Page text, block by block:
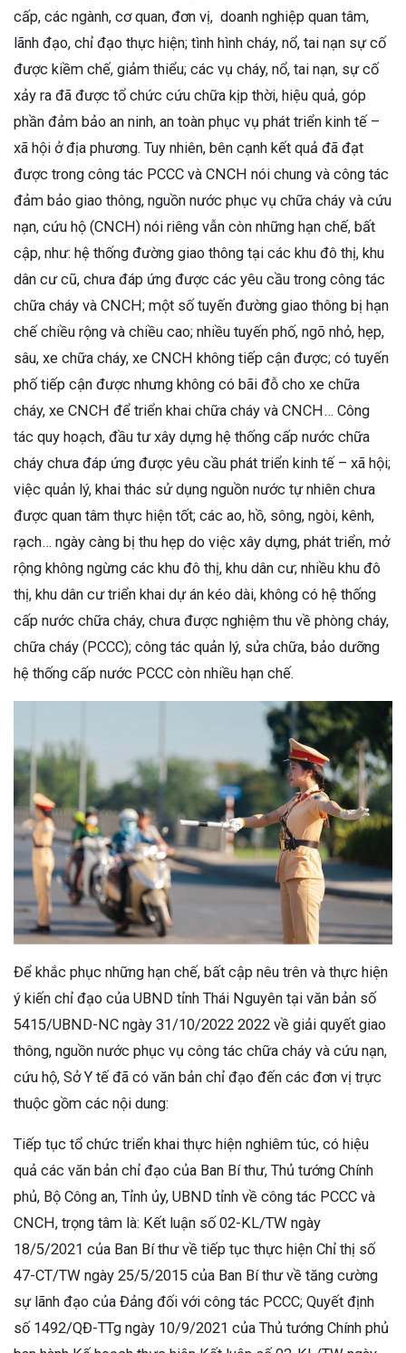
cấp, các ngành, cơ quan, đơn vị, doanh nghiệp quan tâm,
lãnh đạo, chỉ đạo thực hiện; tình hình cháy, nổ, tai nạn sự cố
được kiềm chế, giảm thiểu; các vụ cháy, nổ, tai nạn, sự cố
xảy ra đã được tổ chức cứu chữa kịp thời, hiệu quả, góp
phần đảm bảo an ninh, an toàn phục vụ phát triển kinh tế –
xã hội ở địa phương. Tuy nhiên, bên cạnh kết quả đã đạt
được trong công tác PCCC và CNCH nói chung và công tác
đảm bảo giao thông, nguồn nước phục vụ chữa cháy và cứu
nạn, cứu hộ (CNCH) nói riêng vẫn còn những hạn chế, bất
cập, như: hệ thống đường giao thông tại các khu đô thị, khu
dân cư cũ, chưa đáp ứng được các yêu cầu trong công tác
chữa cháy và CNCH; một số tuyến đường giao thông bị hạn
chế chiều rộng và chiều cao; nhiều tuyến phố, ngõ nhỏ, hẹp,
sâu, xe chữa cháy, xe CNCH không tiếp cận được; có tuyến
phố tiếp cận được nhưng không có bãi đỗ cho xe chữa
cháy, xe CNCH để triển khai chữa cháy và CNCH… Công
tác quy hoạch, đầu tư xây dựng hệ thống cấp nước chữa
cháy chưa đáp ứng được yêu cầu phát triển kinh tế – xã hội;
việc quản lý, khai thác sử dụng nguồn nước tự nhiên chưa
được quan tâm thực hiện tốt; các ao, hồ, sông, ngòi, kênh,
rạch… ngày càng bị thu hẹp do việc xây dựng, phát triển, mở
rộng không ngừng các khu đô thị, khu dân cư; nhiều khu đô
thị, khu dân cư triển khai dự án kéo dài, không có hệ thống
cấp nước chữa cháy, chưa được nghiệm thu về phòng cháy,
chữa cháy (PCCC); công tác quản lý, sửa chữa, bảo dưỡng
hệ thống cấp nước PCCC còn nhiều hạn chế.
Để khắc phục những hạn chế, bất cập nêu trên và thực hiện
ý kiến chỉ đạo của UBND tỉnh Thái Nguyên tại văn bản số
5415/UBND-NC ngày 31/10/2022 2022 về giải quyết giao
thông, nguồn nước phục vụ công tác chữa cháy và cứu nạn,
cứu hộ, Sở Y tế đã có văn bản chỉ đạo đến các đơn vị trực
thuộc gồm các nội dung:
Tiếp tục tổ chức triển khai thực hiện nghiêm túc, có hiệu
quả các văn bản chỉ đạo của Ban Bí thư, Thủ tướng Chính
phủ, Bộ Công an, Tỉnh ủy, UBND tỉnh về công tác PCCC và
CNCH, trọng tâm là: Kết luận số 02-KL/TW ngày
18/5/2021 của Ban Bí thư về tiếp tục thực hiện Chỉ thị số
47-CT/TW ngày 25/5/2015 của Ban Bí thư về tăng cường
sự lãnh đạo của Đảng đối với công tác PCCC; Quyết định
số 1492/QĐ-TTg ngày 10/9/2021 của Thủ tướng Chính phủ